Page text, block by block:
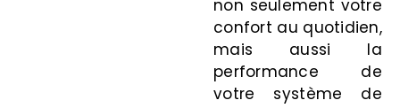
non seulement votre
confort au quotidien,
mais aussi la
performance de
votre système de